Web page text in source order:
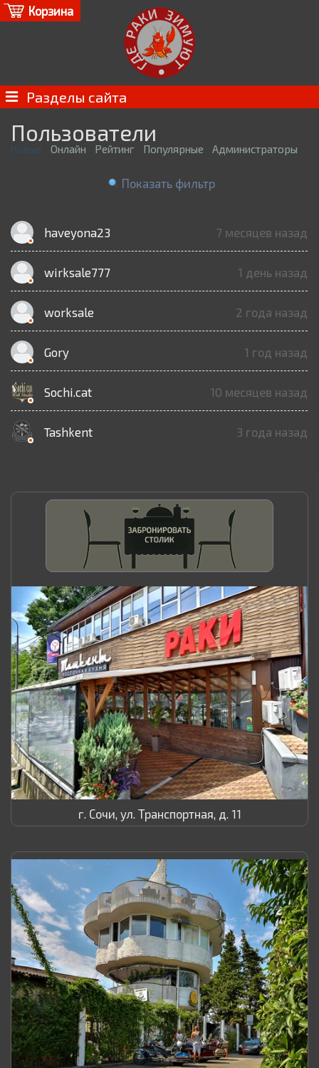
Корзина
Разделы сайта
Пользователи
Новые Онлайн Рейтинг Популярные Администраторы
Показать фильтр
haveyona23 7 месяцев назад
wirksale777 1 день назад
worksale 2 года назад
Gory 1 год назад
Sochi.cat 10 месяцев назад
Tashkent 3 года назад
г. Сочи, ул. Транспортная, д. 11